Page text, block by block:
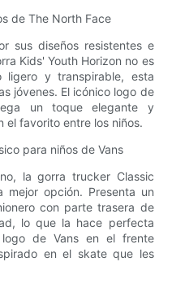
de The North Face
sus diseños resistentes e
Kids' Youth Horizon no es
ligero y transpirable, esta
jóvenes. El icónico logo de
un toque elegante y
el favorito entre los niños.
para niños de Vans
la gorra trucker Classic
mejor opción. Presenta un
con parte trasera de
lo que la hace perfecta
de Vans en el frente
en el skate que les